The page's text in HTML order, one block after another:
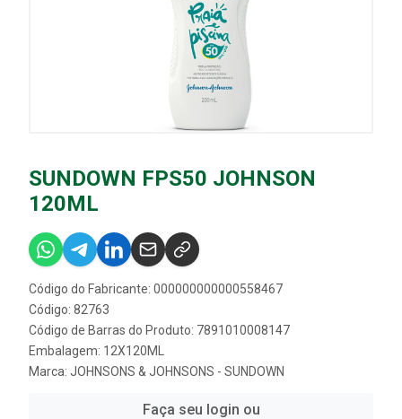
SUNDOWN FPS50 JOHNSON
120ML
Código do Fabricante: 000000000000558467
Código: 82763
Código de Barras do Produto: 7891010008147
Embalagem: 12X120ML
Marca: JOHNSONS & JOHNSONS - SUNDOWN
Faça seu login ou